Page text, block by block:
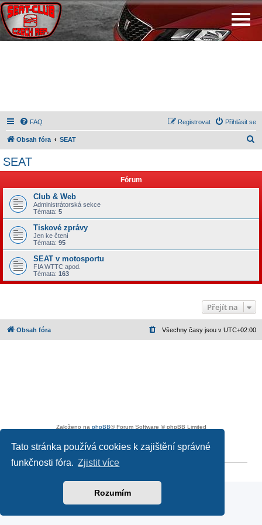
Tato stránka používá cookies k zajištění správné
funkčnosti fóra. Zjistit více
Rozumím
FAQ Přihlásit se
Registrovat
Obsah fóra SEAT
SEAT
Fórum
Club & Web
Administrátorská sekce
Témata: 5
Tiskové zprávy
Jen ke čtení
Témata: 95
SEAT v motosportu
FIA WTTC apod.
Témata: 163
Přejít na
Obsah fóra Všechny časy jsou v UTC+02:00
Založeno na phpBB® Forum Software © phpBB Limited
Ochrana soukromí|Podmínky pro užívání
Portfolio autoklubů